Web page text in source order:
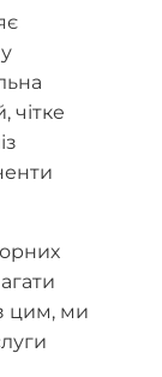
чітке
цим, ми